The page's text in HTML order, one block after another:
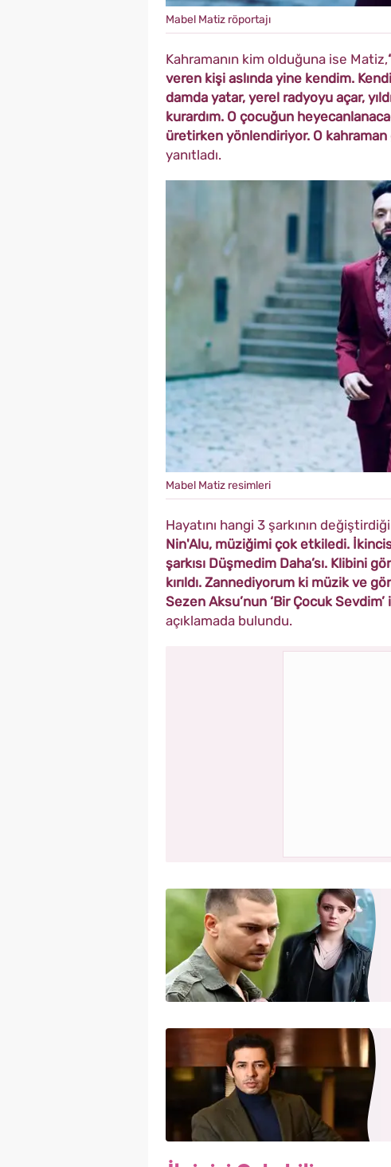
Mabel Matiz röportajı
Kahramanın kim olduğuna ise Matiz,
veren kişi aslında yine kendim.
damda yatar, yerel radyoyu açar,
kurardım. O çocuğun
üretirken yönlendiriyor. O kahraman
yanıtladı.
Mabel Matiz resimleri
Hayatını hangi 3 şarkının
Nin'Alu, müziğimi çok etkiledi.
şarkısı Düşmedim Daha’sı. Klibini
kırıldı. Zannediyorum ki müzik ve
Sezen Aksu’nun ‘Bir Çocuk Sevdim’
açıklamada bulundu.